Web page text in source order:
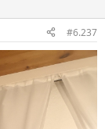
#6.237